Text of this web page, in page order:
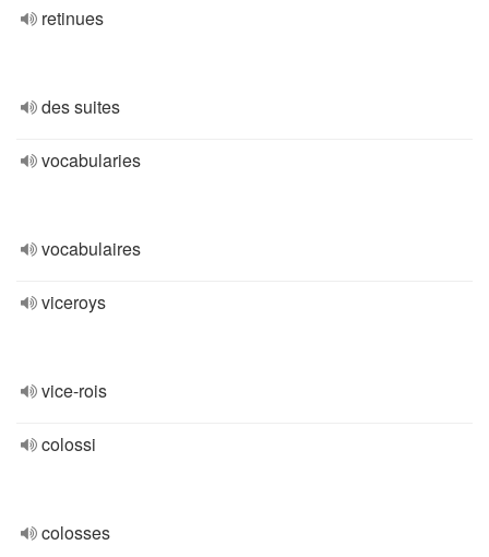
retinues
des suites
vocabularies
vocabulaires
viceroys
vice-rois
colossi
colosses